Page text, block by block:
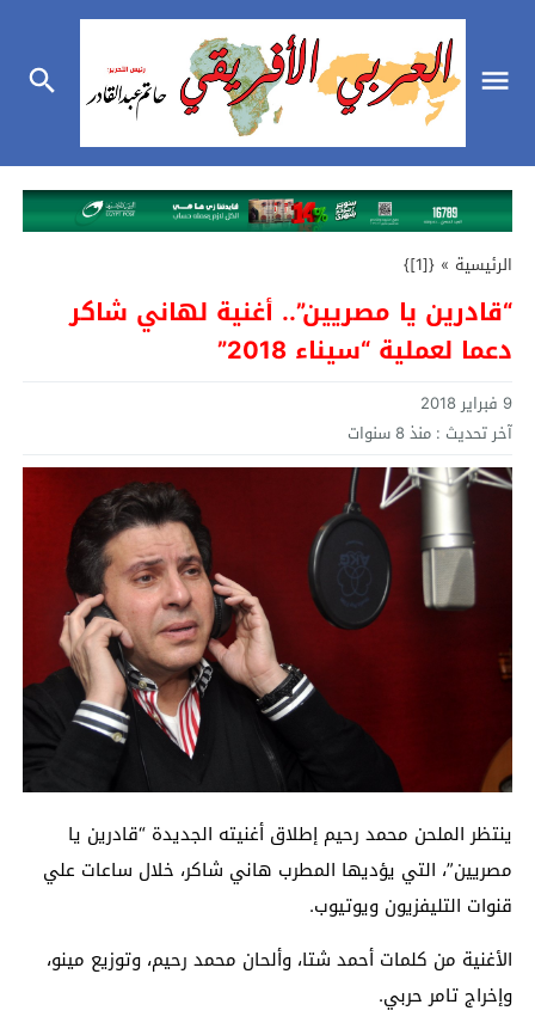
الرئيسية »
{[1]}
“قادرين يا مصريين”.. أغنية لهاني شاكر
دعما لعملية “سيناء 2018”
9 فبراير 2018
آخر تحديث : منذ 8 سنوات
ينتظر الملحن محمد رحيم إطلاق أغنيته الجديدة “قادرين يا
مصريين”، التي يؤديها المطرب هاني شاكر، خلال ساعات علي
قنوات التليفزيون ويوتيوب.
الأغنية من كلمات أحمد شتا، وألحان محمد رحيم، وتوزيع مينو،
وإخراج تامر حربي.